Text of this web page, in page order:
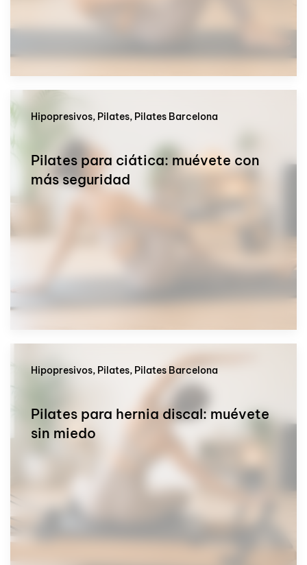
Hipopresivos, Pilates, Pilates Barcelona
Pilates para ciática: muévete con
más seguridad
Hipopresivos, Pilates, Pilates Barcelona
Pilates para hernia discal: muévete
sin miedo